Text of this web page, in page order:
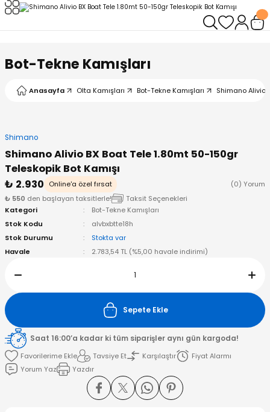
Bot-Tekne Kamışları
Anasayfa Olta Kamışları Bot-Tekne Kamışları Shimano Alivio
Shimano
Shimano Alivio BX Boat Tele 1.80mt 50-150gr
Teleskopik Bot Kamışı
₺ 2.930
Online'a özel fırsat
(0) Yorum
₺ 550 den başlayan taksitlerle!
Taksit Seçenekleri
Kategori
Bot-Tekne Kamışları
Stok Kodu
alvbxbtte18h
Stok Durumu
Stokta var
Havale
2.783,54 TL (%5,00 havale indirimi)
Sepete Ekle
Saat 16:00’a kadar ki tüm siparişler aynı gün kargoda!
Tavsiye Et
Karşılaştır
Fiyat Alarmı
Yorum Yaz
Yazdır
Kamışlar
Misinalar
& El Feneri